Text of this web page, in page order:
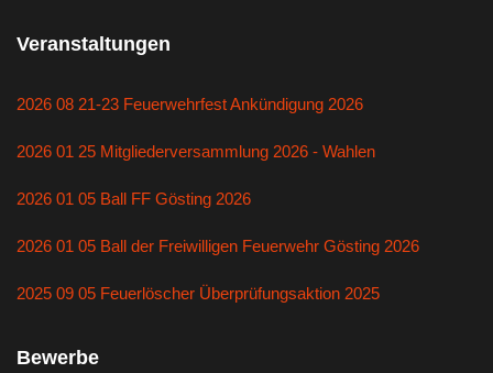
Veranstaltungen
2026 08 21-23 Feuerwehrfest Ankündigung 2026
2026 01 25 Mitgliederversammlung 2026 - Wahlen
2026 01 05 Ball FF Gösting 2026
2026 01 05 Ball der Freiwilligen Feuerwehr Gösting 2026
2025 09 05 Feuerlöscher Überprüfungsaktion 2025
Bewerbe